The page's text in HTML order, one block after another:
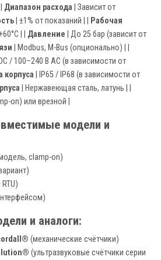
Диапазон расхода | Зависит от
| ±1% от показаний | |
Рабочая
| | Давление | До 25 бар (зависит от
| Modbus, M-Bus (опционально) | |
/ 100–240 В AC (в зависимости от
корпуса | IP65 / IP68 (в зависимости от
| Нержавеющая сталь, латунь | |
on) или врезной |
модели и
clamp-on)
и аналоги:
(механические счётчики)
(ультразвуковые счётчики серии